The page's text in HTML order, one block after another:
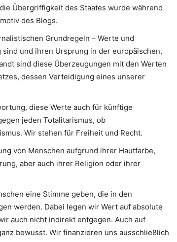
Übergriffigkeit des Staates wurde während
des Blogs.
Grundregeln – Werte und
und ihren Ursprung in der europäischen,
sind diese Überzeugungen mit den Werten
dessen Verteidigung eines unserer
diese Werte auch für künftige
jeden Totalitarismus, ob
Wir stehen für Freiheit und Recht.
von Menschen aufgrund ihrer Hautfarbe,
aber auch ihrer Religion oder ihrer
eine Stimme geben, die in den
werden. Dabei legen wir Wert auf absolute
auch nicht indirekt entgegen. Auch auf
bewusst. Wir finanzieren uns ausschließlich